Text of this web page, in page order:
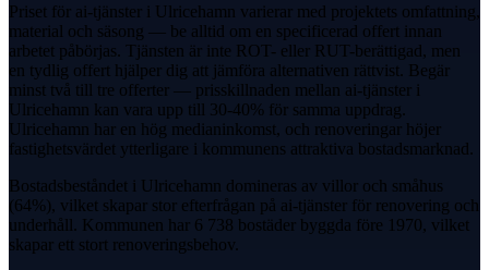
Priset för ai-tjänster i Ulricehamn varierar med projektets omfattning,
material och säsong — be alltid om en specificerad offert innan
arbetet påbörjas. Tjänsten är inte ROT- eller RUT-berättigad, men
en tydlig offert hjälper dig att jämföra alternativen rättvist. Begär
minst två till tre offerter — prisskillnaden mellan ai-tjänster i
Ulricehamn kan vara upp till 30-40% för samma uppdrag.
Ulricehamn har en hög medianinkomst, och renoveringar höjer
fastighetsvärdet ytterligare i kommunens attraktiva bostadsmarknad.
Bostadsbeståndet i Ulricehamn domineras av villor och småhus
(64%), vilket skapar stor efterfrågan på ai-tjänster för renovering och
underhåll. Kommunen har 6 738 bostäder byggda före 1970, vilket
skapar ett stort renoveringsbehov.